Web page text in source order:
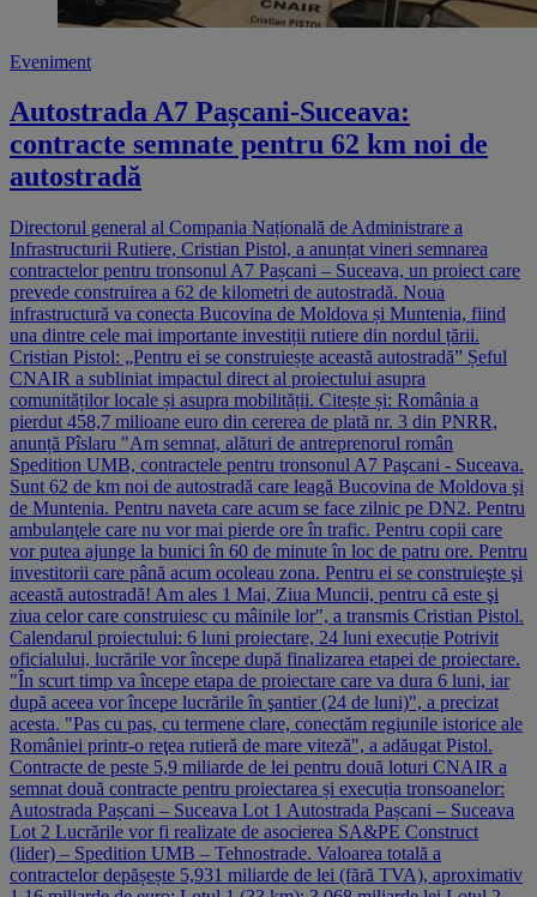
Eveniment
Autostrada A7 Pașcani-Suceava:
contracte semnate pentru 62 km noi de
autostradă
Directorul general al Compania Națională de Administrare a
Infrastructurii Rutiere, Cristian Pistol, a anunțat vineri semnarea
contractelor pentru tronsonul A7 Pașcani – Suceava, un proiect care
prevede construirea a 62 de kilometri de autostradă. Noua
infrastructură va conecta Bucovina de Moldova și Muntenia, fiind
una dintre cele mai importante investiții rutiere din nordul țării.
Cristian Pistol: „Pentru ei se construiește această autostradă” Șeful
CNAIR a subliniat impactul direct al proiectului asupra
comunităților locale și asupra mobilității. Citește și: România a
pierdut 458,7 milioane euro din cererea de plată nr. 3 din PNRR,
anunță Pîslaru "Am semnat, alături de antreprenorul român
Spedition UMB, contractele pentru tronsonul A7 Paşcani - Suceava.
Sunt 62 de km noi de autostradă care leagă Bucovina de Moldova şi
de Muntenia. Pentru naveta care acum se face zilnic pe DN2. Pentru
ambulanţele care nu vor mai pierde ore în trafic. Pentru copii care
vor putea ajunge la bunici în 60 de minute în loc de patru ore. Pentru
investitorii care până acum ocoleau zona. Pentru ei se construieşte şi
această autostradă! Am ales 1 Mai, Ziua Muncii, pentru că este şi
ziua celor care construiesc cu mâinile lor", a transmis Cristian Pistol.
Calendarul proiectului: 6 luni proiectare, 24 luni execuție Potrivit
oficialului, lucrările vor începe după finalizarea etapei de proiectare.
"În scurt timp va începe etapa de proiectare care va dura 6 luni, iar
după aceea vor începe lucrările în şantier (24 de luni)", a precizat
acesta. "Pas cu pas, cu termene clare, conectăm regiunile istorice ale
României printr-o reţea rutieră de mare viteză", a adăugat Pistol.
Contracte de peste 5,9 miliarde de lei pentru două loturi CNAIR a
semnat două contracte pentru proiectarea și execuția tronsoanelor:
Autostrada Pașcani – Suceava Lot 1 Autostrada Pașcani – Suceava
Lot 2 Lucrările vor fi realizate de asocierea SA&PE Construct
(lider) – Spedition UMB – Tehnostrade. Valoarea totală a
contractelor depășește 5,931 miliarde de lei (fără TVA), aproximativ